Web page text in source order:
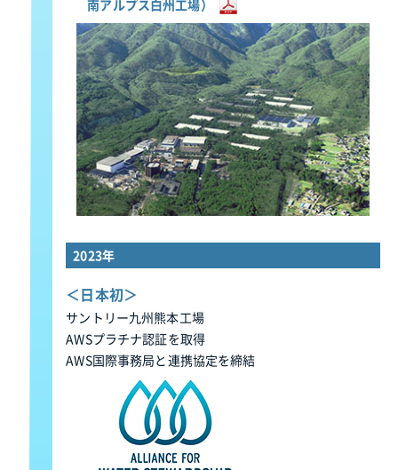
南アルプス白州工場）
2023年
＜日本初＞
サントリー九州熊本工場
AWSプラチナ認証を取得
AWS国際事務局と連携協定を締結